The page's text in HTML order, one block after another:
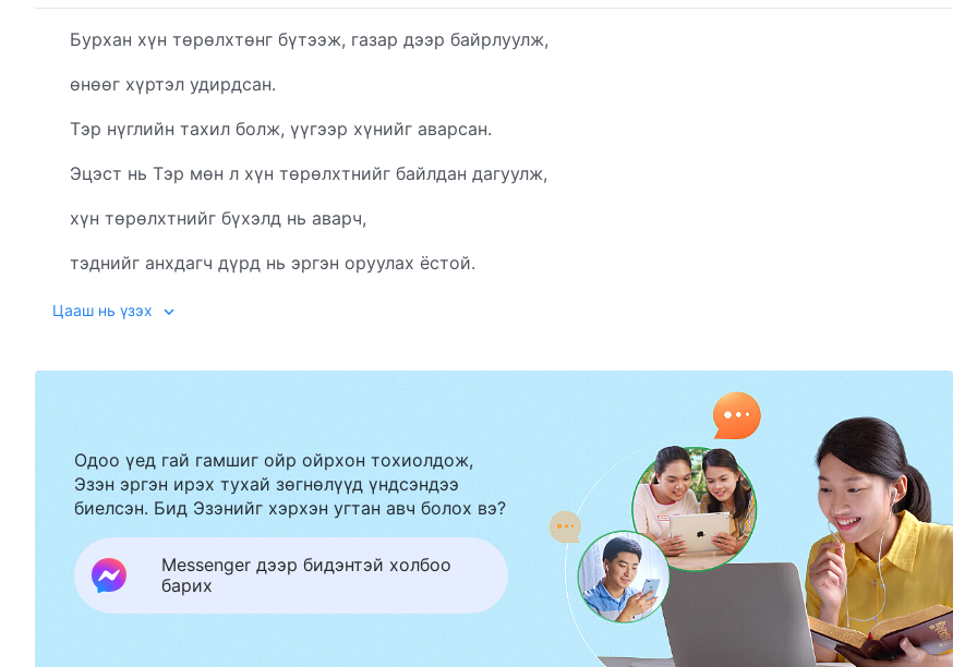
Бурхан хүн төрөлхтөнг бүтээж, газар дээр байрлуулж,
өнөөг хүртэл удирдсан.
Тэр нүглийн тахил болж, үүгээр хүнийг аварсан.
Эцэст нь Тэр мөн л хүн төрөлхтнийг байлдан дагуулж,
хүн төрөлхтнийг бүхэлд нь аварч,
тэднийг анхдагч дүрд нь эргэн оруулах ёстой.
Хүнийг анхдагч төрх, анхны дүрд нь аваачих энэхүү ажлыг
газарт Өөрийн эрх мэдэл болон
Тэр бүх бүтээлийнхээ дунд эрх мэдлээ сэргээнэ.
Хүн Сатанаар ялзруулагдаж,
Цааш нь үзэх
Одоо үед гай гамшиг ойр ойрхон тохиолдож,
Эзэн эргэн ирэх тухай зөгнөлүүд үндсэндээ
биелсэн. Бид Эзэнийг хэрхэн угтан авч болох вэ?
Messenger дээр бидэнтэй холбоо
барих